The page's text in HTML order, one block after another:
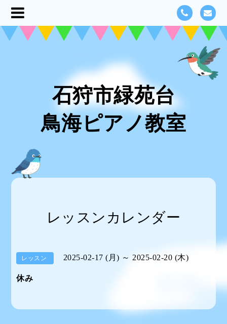
石狩市緑苑台
鳥海ピアノ教室
レッスンカレンダー
レッスン 2025-02-17 (月) ～ 2025-02-20 (木)
休み